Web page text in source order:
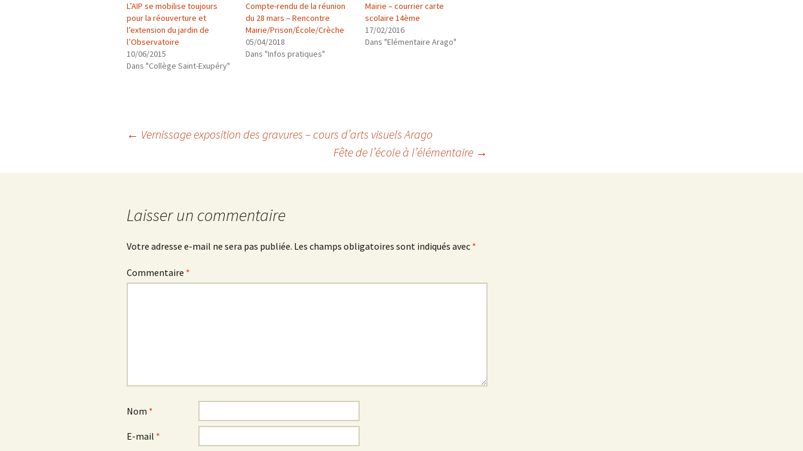
L’AIP se mobilise toujours
pour la réouverture et
l’extension du jardin de
l’Observatoire
10/06/2015
Dans "Collège Saint-Exupéry"
Compte-rendu de la réunion
du 28 mars – Rencontre
Mairie/Prison/École/Crèche
05/04/2018
Dans "Infos pratiques"
Mairie – courrier carte
scolaire 14ème
17/02/2016
Dans "Elémentaire Arago"
Navigation
des
← Vernissage exposition des gravures – cours d’arts visuels Arago
Fête de l’école à l’élémentaire →
Laisser un commentaire
Votre adresse e-mail ne sera pas publiée. Les champs obligatoires sont indiqués avec *
Commentaire *
Nom *
E-mail *